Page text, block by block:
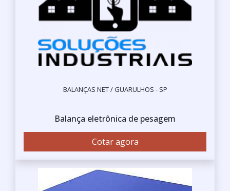
BALANÇAS NET / GUARULHOS - SP
Balança eletrônica de pesagem
Cotar agora